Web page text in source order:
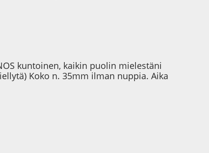
kuntoinen, kaikin puolin mielestäni
Koko n. 35mm ilman nuppia. Aika